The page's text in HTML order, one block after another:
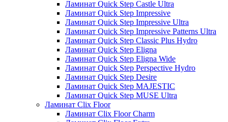
Ламинат Quick Step Castle Ultra
Ламинат Quick Step Impressive
Ламинат Quick Step Impressive Ultra
Ламинат Quick Step Impressive Patterns Ultra
Ламинат Quick Step Classic Plus Hydro
Ламинат Quick Step Eligna
Ламинат Quick Step Eligna Wide
Ламинат Quick Step Perspective Hydro
Ламинат Quick Step Desire
Ламинат Quick Step MAJESTIC
Ламинат Quick Step MUSE Ultra
Ламинат Clix Floor
Ламинат Clix Floor Charm